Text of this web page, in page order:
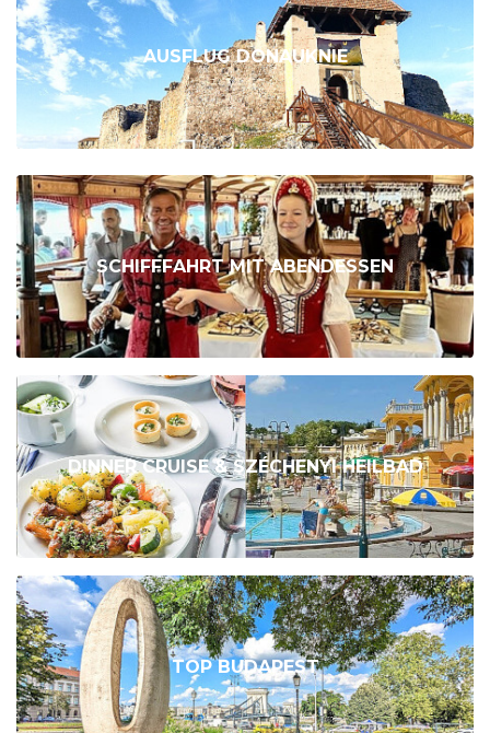
AUSFLUG DONAUKNIE
SCHIFFFAHRT MIT ABENDESSEN
DINNER CRUISE & SZÉCHENYI HEILBAD
TOP BUDAPEST